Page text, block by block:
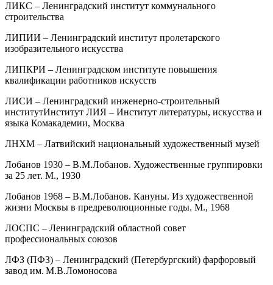
ЛИКС – Ленинградский институт коммунального
строительства
ЛИПИИ – Ленинградский институт пролетарского
изобразительного искусства
ЛИПКРИ – Ленинградском институте повышения
квалификации работников искусств
ЛИСИ – Ленинградский инженерно-строительный
институтИнститут ЛИЯ – Институт литературы, искусства и
языка Комакадемии, Москва
ЛНХМ – Латвийский национальный художественный музей
Лобанов 1930 – В.М.Лобанов. Художественные группировки
за 25 лет. М., 1930
Лобанов 1968 – В.М.Лобанов. Кануны. Из художественной
жизни Москвы в предреволюционные годы. М., 1968
ЛОСПС – Ленинградский областной совет
профессиональных союзов
ЛФЗ (ПФЗ) – Ленинградский (Петербургский) фарфоровый
завод им. М.В.Ломоносова